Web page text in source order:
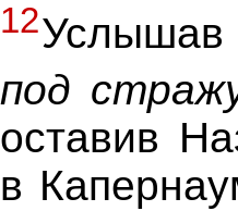
12Услышав
под
оставив
в